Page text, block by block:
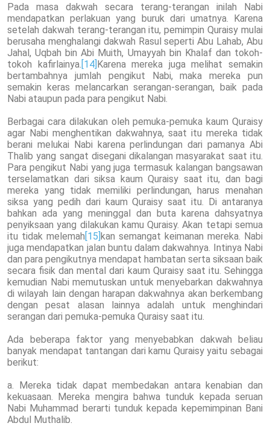
Pada masa dakwah secara terang-terangan inilah Nabi
mendapatkan perlakuan yang buruk dari umatnya. Karena
setelah dakwah terang-terangan itu, pemimpin Quraisy mulai
berusaha menghalangi dakwah Rasul seperti Abu Lahab, Abu
Jahal, Uqbah bin Abi Muith, Umayyah bin Khalaf dan tokoh-
tokoh kafirlainya. [14]Karena mereka juga melihat semakin
bertambahnya jumlah pengikut Nabi, maka mereka pun
semakin keras melancarkan serangan-serangan, baik pada
Nabi ataupun pada para pengikut Nabi.
Berbagai cara dilakukan oleh pemuka-pemuka kaum Quraisy
agar Nabi menghentikan dakwahnya, saat itu mereka tidak
berani melukai Nabi karena perlindungan dari pamanya Abi
Thalib yang sangat disegani dikalangan masyarakat saat itu.
Para pengikut Nabi yang juga termasuk kalangan bangsawan
terselamatkan dari siksa kaum Quraisy saat itu, dan bagi
mereka yang tidak memiliki perlindungan, harus menahan
siksa yang pedih dari kaum Quraisy saat itu. Di antaranya
bahkan ada yang meninggal dan buta karena dahsyatnya
penyiksaan yang dilakukan kamu Quraisy. Akan tetapi semua
itu tidak melemah[15]kan semangat keimanan mereka. Nabi
juga mendapatkan jalan buntu dalam dakwahnya. Intinya Nabi
dan para pengikutnya mendapat hambatan serta siksaan baik
secara fisik dan mental dari kaum Quraisy saat itu. Sehingga
kemudian Nabi memutuskan untuk menyebarkan dakwahnya
di wilayah lain dengan harapan dakwahnya akan berkembang
dengan pesat alasan lainnya adalah untuk menghindari
serangan dari pemuka-pemuka Quraisy saat itu.
Ada beberapa faktor yang menyebabkan dakwah beliau
banyak mendapat tantangan dari kamu Quraisy yaitu sebagai
berikut:
a. Mereka tidak dapat membedakan antara kenabian dan
kekuasaan. Mereka mengira bahwa tunduk kepada seruan
Nabi Muhammad berarti tunduk kepada kepemimpinan Bani
Abdul Muthalib.